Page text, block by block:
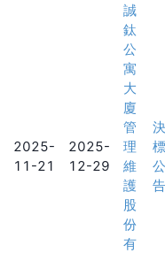
2025-
11-21
2025-
12-29
誠
鈦
公
寓
大
廈
管
理
維
護
股
份
有
決
標
公
告